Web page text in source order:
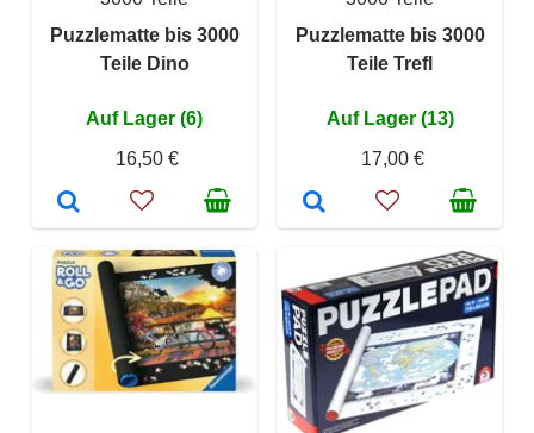
Puzzlematte bis 3000
Teile Dino
Auf Lager (6)
16,50 €
Puzzlematte bis 3000
Teile Trefl
Auf Lager (13)
17,00 €